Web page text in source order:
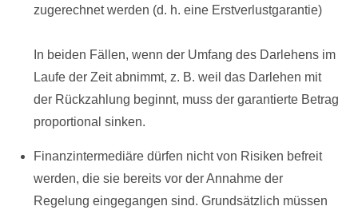
zugerechnet werden (d. h. eine Erstverlustgarantie)
In beiden Fällen, wenn der Umfang des Darlehens im
Laufe der Zeit abnimmt, z. B. weil das Darlehen mit
der Rückzahlung beginnt, muss der garantierte Betrag
proportional sinken.
Finanzintermediäre dürfen nicht von Risiken befreit
werden, die sie bereits vor der Annahme der
Regelung eingegangen sind. Grundsätzlich müssen